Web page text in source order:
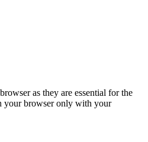
as they are essential for the
your browser only with your